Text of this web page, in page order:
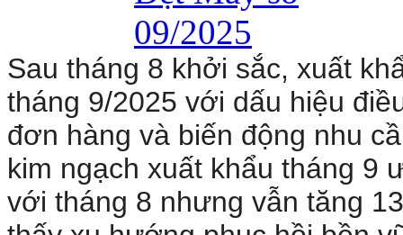
Sau tháng 8 khởi sắc, xuất
tháng 9/2025 với dấu hiệu
đơn hàng và biến động nhu
kim ngạch xuất khẩu tháng 9
với tháng 8 nhưng vẫn tăng